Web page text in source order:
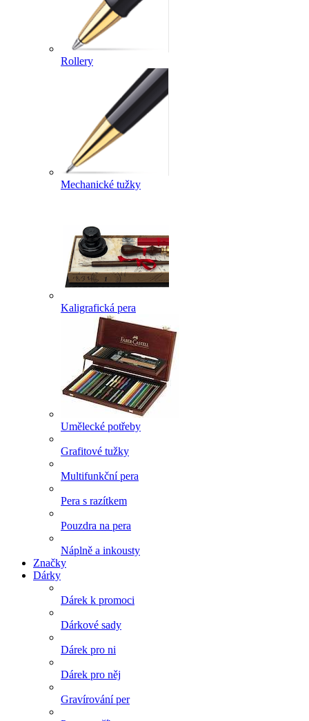
Rollery
Mechanické tužky
Kaligrafická pera
Umělecké potřeby
Grafitové tužky
Multifunkční pera
Pera s razítkem
Pouzdra na pera
Náplně a inkousty
Značky
Dárky
Dárek k promoci
Dárkové sady
Dárek pro ni
Dárek pro něj
Gravírování per